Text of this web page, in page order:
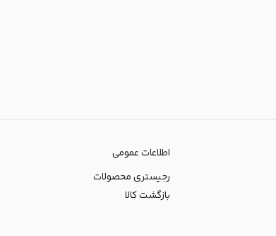
اطلاعات عمومی
رجیستری محصولات
بازگشت کالا